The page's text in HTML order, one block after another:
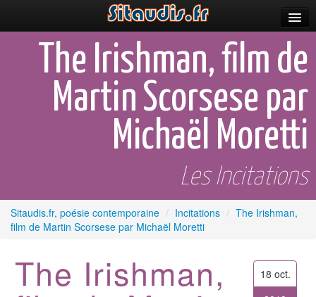
Parutions
Incitations
Poèmes et fictions
Prescriptions
The Irishman, film de
Martin Scorsese par
Michaël Moretti
Les Incitations
Sitaudis.fr, poésie contemporaine / Incitations / The Irishman,
film de Martin Scorsese par Michaël Moretti
18 oct.
The Irishman,